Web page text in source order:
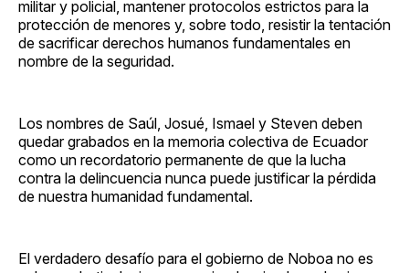
militar y policial, mantener protocolos estrictos para la
protección de menores y, sobre todo, resistir la tentación
de sacrificar derechos humanos fundamentales en
nombre de la seguridad.
Los nombres de Saúl, Josué, Ismael y Steven deben
quedar grabados en la memoria colectiva de Ecuador
como un recordatorio permanente de que la lucha
contra la delincuencia nunca puede justificar la pérdida
de nuestra humanidad fundamental.
El verdadero desafío para el gobierno de Noboa no es